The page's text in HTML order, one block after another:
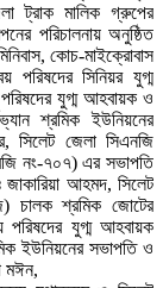
ট্রাক মালিক গ্রুপের
পরিচালনায় অনুষ্ঠিত
কোচ-মাইক্রোবাস
পরিষদের সিনিয়র যুগ্ম
যুগ্ম আহবায়ক ও
শ্রমিক ইউনিয়নের
সিলেট জেলা সিএনজি
নং-৭০৭) এর সভাপতি
আহমদ, সিলেট
চালক শ্রমিক জোটের
যুগ্ম আহবায়ক
ইউনিয়নের সভাপতি ও
মঈন,